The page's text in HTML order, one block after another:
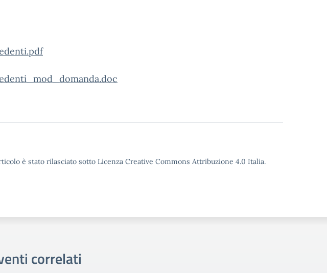
è stato rilasciato sotto Licenza Creative Commons Attribuzione 4.0 Italia.
correlati